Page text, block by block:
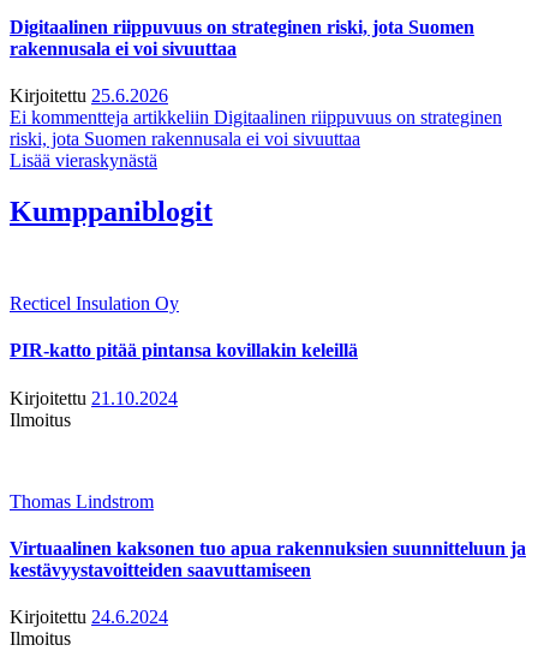
Digitaalinen riippuvuus on strateginen riski, jota Suomen
rakennusala ei voi sivuuttaa
Kirjoitettu 25.6.2026
Ei kommentteja artikkeliin Digitaalinen riippuvuus on strateginen
riski, jota Suomen rakennusala ei voi sivuuttaa
Lisää vieraskynästä
Kumppaniblogit
Recticel Insulation Oy
PIR-katto pitää pintansa kovillakin keleillä
Kirjoitettu 21.10.2024
Ilmoitus
Thomas Lindstrom
Virtuaalinen kaksonen tuo apua rakennuksien suunnitteluun ja
kestävyystavoitteiden saavuttamiseen
Kirjoitettu 24.6.2024
Ilmoitus